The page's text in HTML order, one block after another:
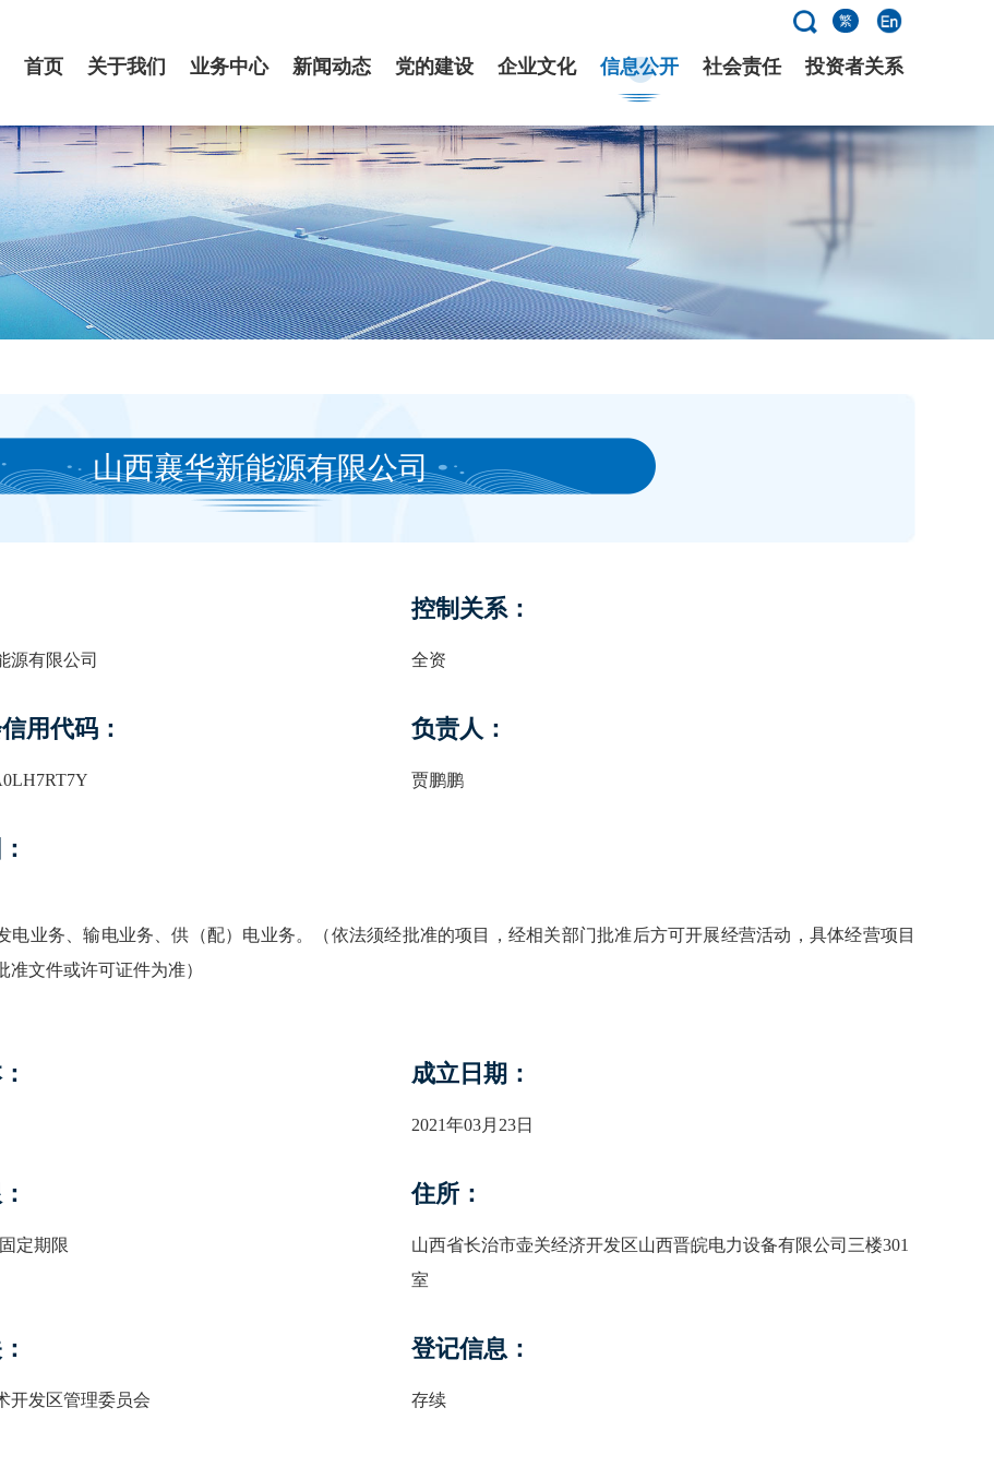
繁
首页 关于我们 业务中心 新闻动态 党的建设 企业文化 信息公开 社会责任 投资者关系
山西襄华新能源有限公司
源有限公司
控制关系：
全资
用代码： 负责人：
贾鹏鹏
电业务、输电业务、供（配）电业务。（依法须经批准的项目，经相关部门批准后方可开展经营活动，具体经营项目
准文件或许可证件为准）
成立日期：
2021年03月23日
定期限
住所：
山西省长治市壶关经济开发区山西晋皖电力设备有限公司三楼301
室
开发区管理委员会
登记信息：
存续